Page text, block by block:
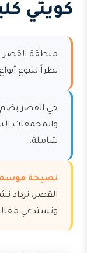
كويتي
منطقة
نظراً لتنوع
حي القصر يضم
والمجمعات
شاملة.
نصيحة
القصر،
وتستدعي